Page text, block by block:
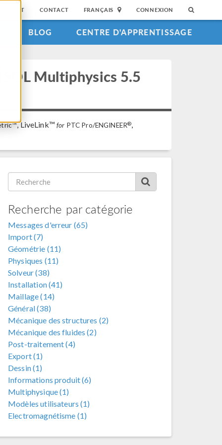
SUPPORT CONTACT FRANÇAIS CONNEXION
BLOG CENTRE D'APPRENTISSAGE
Multiphysics 5.5
, LiveLink™for PTC Pro/ENGINEER®,
Recherche par catégorie
Messages d'erreur (65)
Import (7)
Géométrie (11)
Physiques (11)
Solveur (38)
Installation (41)
Maillage (14)
Général (38)
Mécanique des structures (2)
Mécanique des fluides (2)
Post-traitement (4)
Export (1)
Dessin (1)
Informations produit (6)
Multiphysique (1)
Modèles utilisateurs (1)
Electromagnétisme (1)